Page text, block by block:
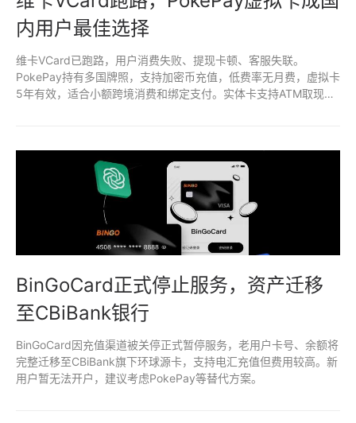
内用户最佳选择
维卡VCard已跑路，用户消费失败、提现卡顿、客服失联。
PokePay持有多国牌照，支持加密币充值，低费率无月费，虚拟卡
5年有效，适合小额跨境消费和绑定支付。实体卡支持ATM取现，
BinGoCard正式停止服务，资产迁移
至CBiBank银行
BinGoCard因充值渠道被关停正式暂停服务，老用户卡号、余额将
完整迁移至CBiBank旗下环球源卡，支持电汇充值但费用较高。新
用户暂无法开户，建议考虑PokePay等替代方案。